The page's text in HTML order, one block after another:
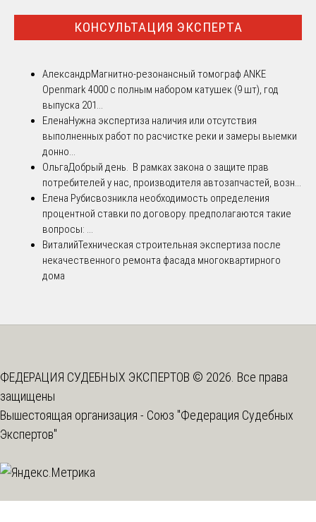
КОНСУЛЬТАЦИЯ ЭКСПЕРТА
АлександрМагнитно-резонансный томограф ANKE
Openmark 4000 с полным набором катушек (9 шт), год
выпуска 201...
ЕленаНужна экспертиза наличия или отсутствия
выполненных работ по расчистке реки и замеры выемки
донно...
ОльгаДобрый день. В рамках закона о защите прав
потребителей у нас, производителя автозапчастей, возн...
Елена Рубисвозникла необходимость определения
процентной ставки по договору. предполагаются такие
вопросы: ...
ВиталийТехническая строительная экспертиза после
некачественного ремонта фасада многоквартирного
дома
ФЕДЕРАЦИЯ СУДЕБНЫХ ЭКСПЕРТОВ © 2026. Все права
защищены
Вышестоящая организация - Союз "Федерация Судебных
Экспертов"